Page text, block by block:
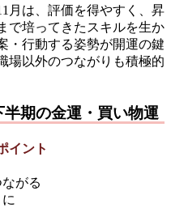
月は、評価を得やすく、昇
で培ってきたスキルを生か
・行動する姿勢が開運の鍵
場以外のつながりも積極的
期の金運・買い物運
イント
がる